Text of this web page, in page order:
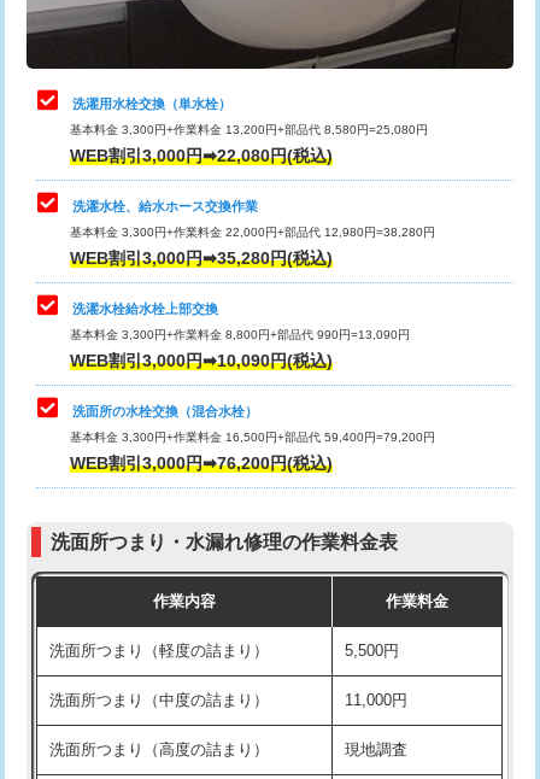
給水管工事※（ライニング鋼管・銅
管・ポリ管・HT管使用/3ｍまで)
44,000円
給水管工事※（ライニング鋼管・銅
管・ポリ管・HT管使用/3ｍ超え)
排水管工事（土の掘削・埋め戻し作
業）
排水管工事（排水管工事/3ｍまで） 55,000円
排水管工事（追加 排水管工事/3ｍ超
え）
マス交換（土の掘削・埋め戻し作業）
マス交換（深さ50㎝未満）
マス交換（深さ50㎝以上）
モルタル補修（厚さ10㎝まで） 27,500円
モルタル補修（厚さ10㎝超え） 38,500円
洗面台設置 38,500円
バスタブ設置 現場見積
理・調整・分解・加工など（軽作業）
止水・漏水調査・防水処理・清掃・修
理・調整・分解・加工など（中作業）
22,000円
止水・漏水調査・防水処理・清掃・修
理・調整・分解・加工など（重作業）
33,000円
キッチンタンク脱着
その他部品の脱着
交換・取付（タンク）
交換・取付(単水栓（壁付・デッキ
式）)
交換・取付(混合水栓（壁付・デッキ
式・ワンホール）)
16,500円+材料費
（P/S/ポップアップ））
交換・取付（その他部品） 11,000円+材料費
持込商品取付（単水栓） 13,200円
持込商品取付（混合水栓） 16,500円
持込商品取付（浄水器・分岐水栓） 16,500円
洗濯用水栓交換（単水栓）
基本料金 3,300円+作業料金 13,200円+部品代 8,580円=25,080円
WEB割引3,000円➡22,080円(税込)
洗濯水栓、給水ホース交換作業
基本料金 3,300円+作業料金 22,000円+部品代 12,980円=38,280円
WEB割引3,000円➡35,280円(税込)
洗濯水栓給水栓上部交換
基本料金 3,300円+作業料金 8,800円+部品代 990円=13,090円
WEB割引3,000円➡10,090円(税込)
洗面所の水栓交換（混合水栓）
基本料金 3,300円+作業料金 16,500円+部品代 59,400円=79,200円
WEB割引3,000円➡76,200円(税込)
洗面所つまり・水漏れ修理の作業料金表
作業内容 作業料金
洗面所つまり（軽度の詰まり） 5,500円
洗面所つまり（中度の詰まり） 11,000円
洗面所つまり（高度の詰まり） 現地調査